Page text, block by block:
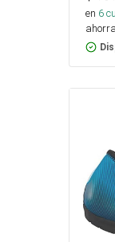
en 6